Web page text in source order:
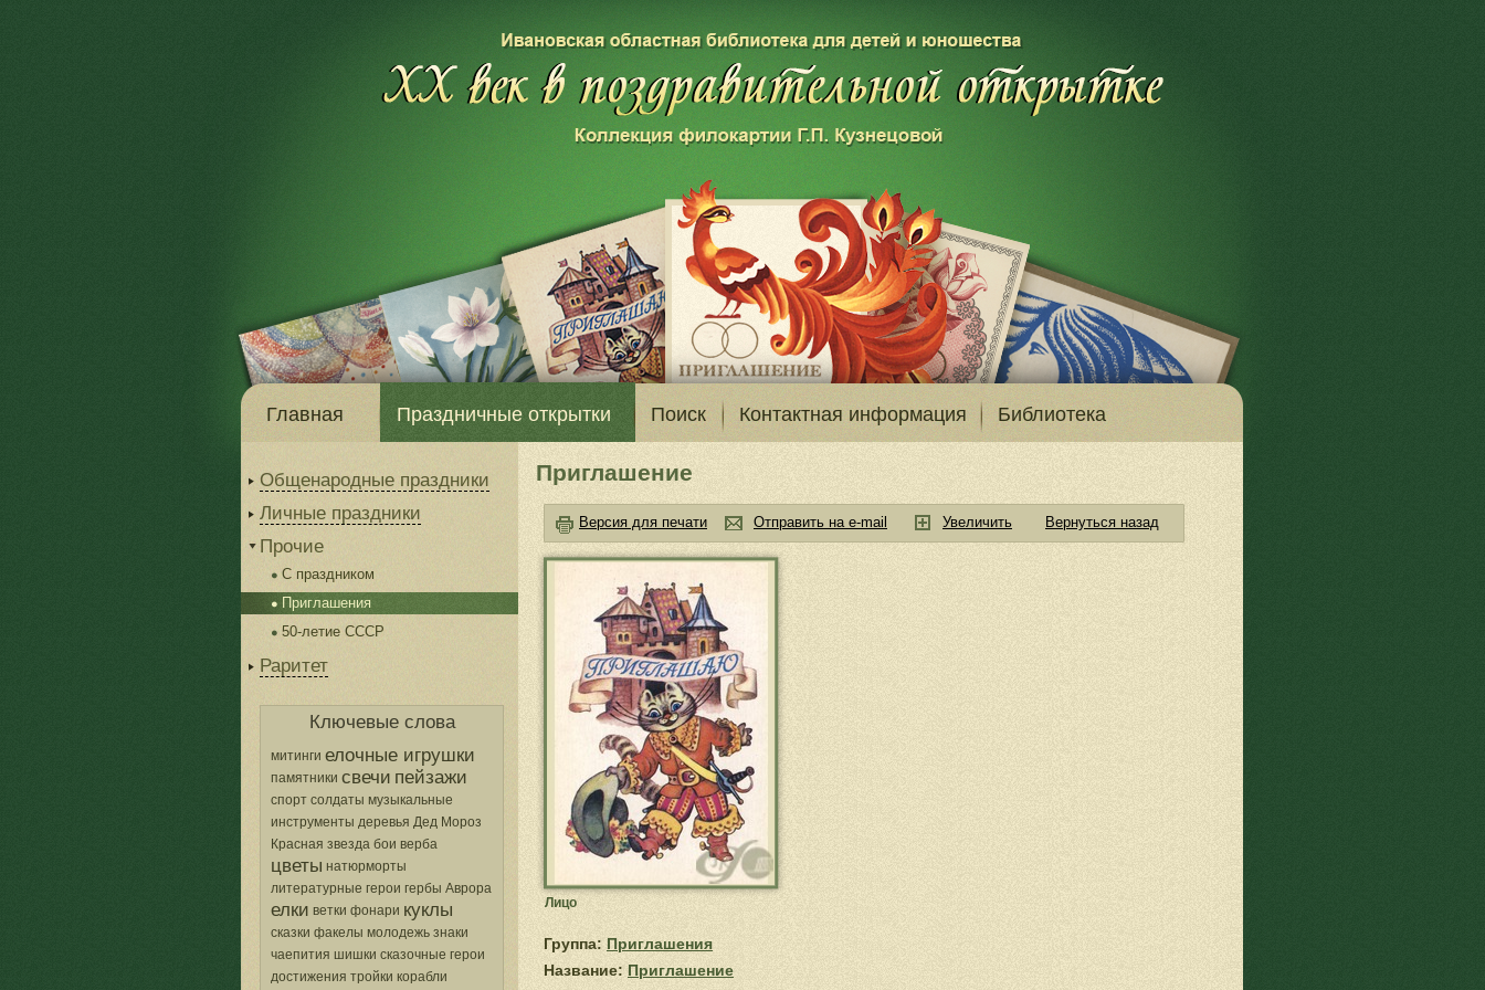
Главная Праздничные открытки Поиск Контактная информация Библиотека
Общенародные праздники
Личные праздники
Прочие
С праздником
Приглашения
50-летие СССР
Раритет
Ключевые слова
митинги елочные игрушки
памятники свечи пейзажи
спорт солдаты музыкальные
инструменты деревья Дед Мороз
Красная звезда бои верба
цветы натюрморты
литературные герои гербы Аврора
елки ветки фонари куклы
сказки факелы молодежь знаки
чаепития шишки сказочные герои
достижения тройки корабли
Приглашение
Версия для печати Отправить на e-mail Увеличить Вернуться назад
Лицо
Группа: Приглашения
Название: Приглашение